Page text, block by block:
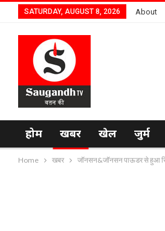
SATURDAY, AUGUST 8, 2026 About
होम खबर खेल जुर्म
Home खबर जॉनसन&जॉनसन पाऊडर से हुआ